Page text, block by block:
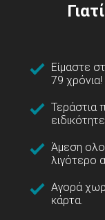
Είμαστε
79 χρόνια!
Τεράστια
Άμεση
λιγότερο
Αγορά
κάρτα.